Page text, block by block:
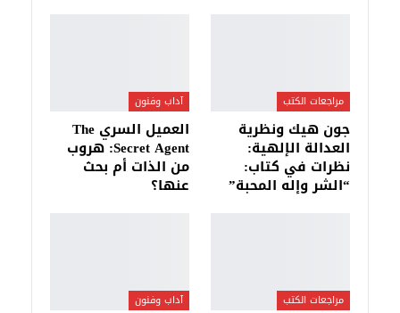
مراجعات الكتب
جون هيك ونظرية
العدالة الإلهية:
نظرات في كتاب:
“الشر وإله المحبة”
آداب وفنون
العميل السري The
Secret Agent: هروب
من الذات أم بحث
عنها؟
مراجعات الكتب آداب وفنون